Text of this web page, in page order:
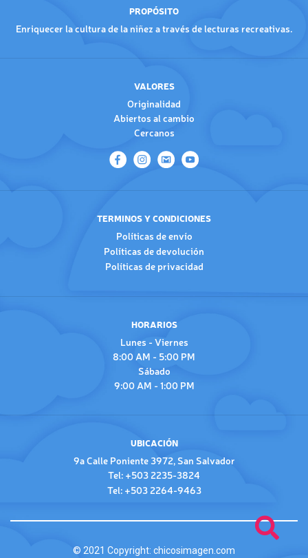
PROPÓSITO
Enriquecer la cultura de la niñez a través de lecturas recreativas.
VALORES
Originalidad
Abiertos al cambio
Cercanos
TERMINOS Y CONDICIONES
Políticas de envío
Políticas de devolución
Políticas de privacidad
HORARIOS
Lunes - Viernes
8:00 AM - 5:00 PM
Sábado
9:00 AM - 1:00 PM
UBICACIÓN
9a Calle Poniente 3972, San Salvador
Tel: +503 2235-3824
Tel: +503 2264-9463
© 2021 Copyright: chicosimagen.com